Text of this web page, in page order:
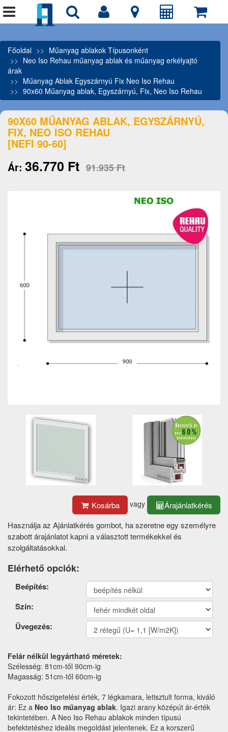
Főoldal
Műanyag ablakok Típusonként
Neo Iso Rehau műanyag ablak és műanyag erkélyajtó
árak
Műanyag Ablak Egyszárnyú Fix Neo Iso Rehau
90x60 Műanyag ablak, Egyszárnyú, Fix, Neo Iso Rehau
90X60 MŰANYAG ABLAK, EGYSZÁRNYÚ,
FIX, NEO ISO REHAU
[NEFI 90-60]
Ár: 36.770 Ft 91.935 Ft
Kosárba vagy
Árajánlatkérés
Használja az Ajánlatkérés gombot, ha szeretne egy személyre
szabott árajánlatot kapni a választott termékekkel és
szolgáltatásokkal.
Elérhető opciók:
Termék
opciók
Beépítés:
Szín:
Üvegezés:
Felár nélkül legyártható méretek:
Szélesség: 81cm-től 90cm-ig
Magasság: 51cm-től 60cm-ig
Fokozott hőszigetelési érték, 7 légkamara, letisztult forma, kiváló
ár: Ez a Neo Iso műanyag ablak. Igazi arany középút ár-érték
tekintetében. A Neo Iso Rehau ablakok minden típusú
befektetéshez ideális megoldást jelentenek. Ez a korszerű